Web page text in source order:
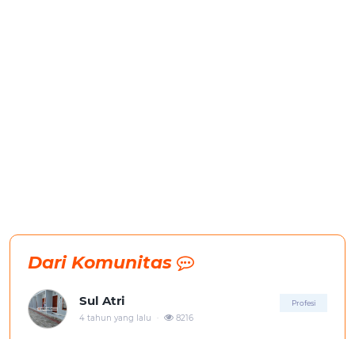
Dari Komunitas
Sul Atri Profesi
4 tahun yang lalu . 8216